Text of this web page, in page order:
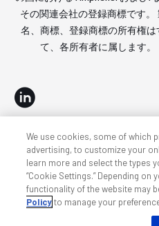
その関連会社の登録商標です。
名、商標、登録商標の所有権は
て、各所有者に属します。
アクセシビリティ プラ
サイト
We use cookies, some of which
advertising, to customize your
learn more and select the types
“Cookie Settings.” Depending on
functionality of the website may
Policyto manage your